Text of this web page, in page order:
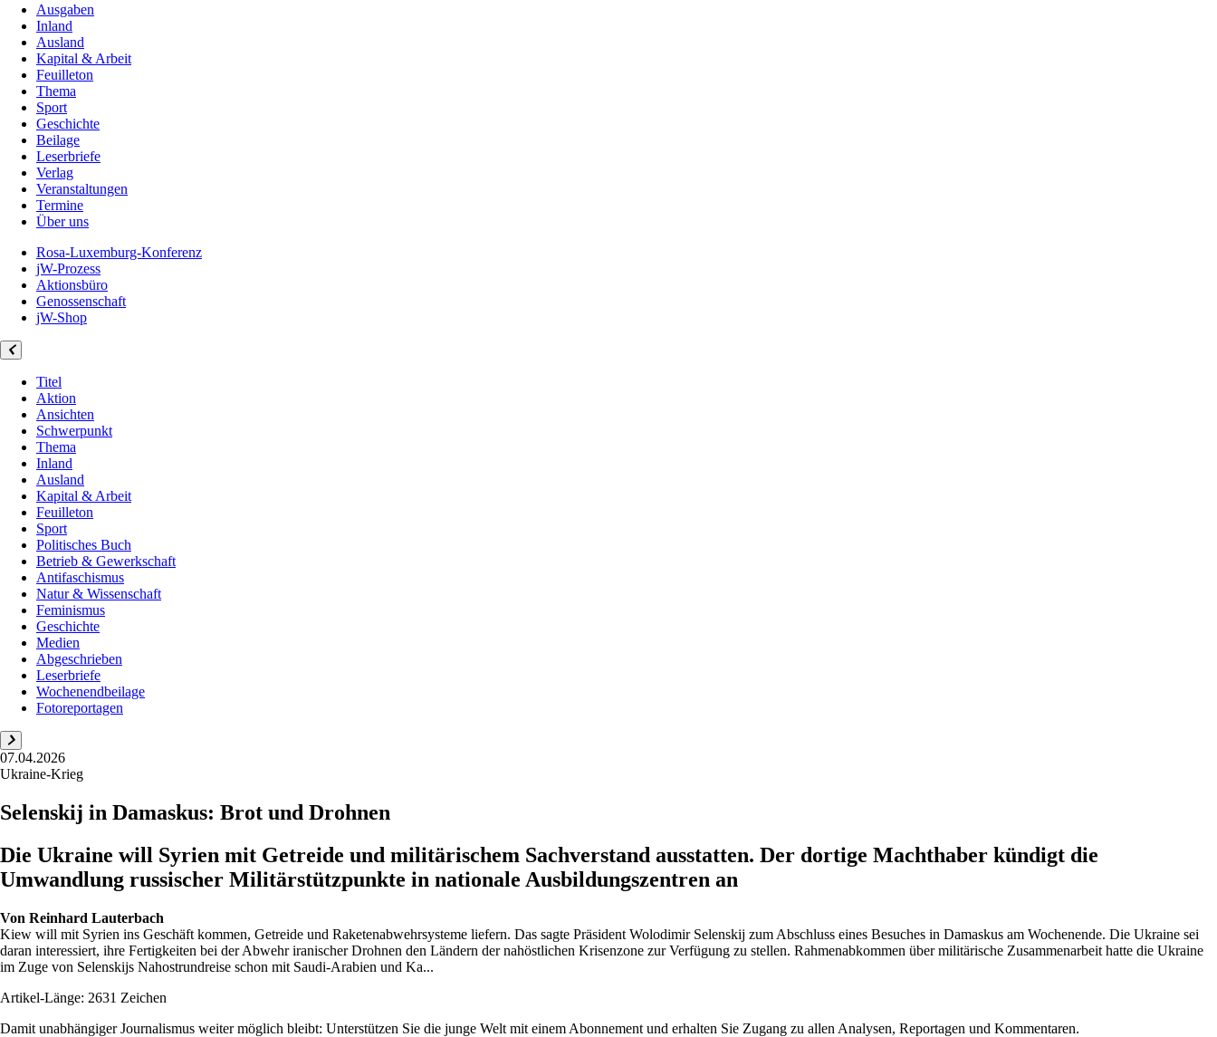
Ausgaben
Inland
Ausland
Kapital & Arbeit
Feuilleton
Thema
Sport
Geschichte
Beilage
Leserbriefe
Verlag
Veranstaltungen
Termine
Über uns
Rosa-Luxemburg-Konferenz
jW-Prozess
Aktionsbüro
Genossenschaft
jW-Shop
Titel
Aktion
Ansichten
Schwerpunkt
Thema
Inland
Ausland
Kapital & Arbeit
Feuilleton
Sport
Politisches Buch
Betrieb & Gewerkschaft
Antifaschismus
Natur & Wissenschaft
Feminismus
Geschichte
Medien
Abgeschrieben
Leserbriefe
Wochenendbeilage
Fotoreportagen
07.04.2026
Ukraine-Krieg
Selenskij in Damaskus: Brot und Drohnen
Die Ukraine will Syrien mit Getreide und militärischem Sachverstand ausstatten. Der dortige Machthaber kündigt die
Umwandlung russischer Militärstützpunkte in nationale Ausbildungszentren an
Von Reinhard Lauterbach
Kiew will mit Syrien ins Geschäft kommen, Getreide und Raketenabwehrsysteme liefern. Das sagte Präsident Wolodimir Selenskij zum Abschluss eines Besuches in Damaskus am Wochenende. Die Ukraine sei
daran interessiert, ihre Fertigkeiten bei der Abwehr iranischer Drohnen den Ländern der nahöstlichen Krisenzone zur Verfügung zu stellen. Rahmenabkommen über militärische Zusammenarbeit hatte die Ukraine
im Zuge von Selenskijs Nahostrundreise schon mit Saudi-Arabien und Ka...
Artikel-Länge: 2631 Zeichen
Damit unabhängiger Journalismus weiter möglich bleibt: Unterstützen Sie die junge Welt mit einem Abonnement und erhalten Sie Zugang zu allen Analysen, Reportagen und Kommentaren.